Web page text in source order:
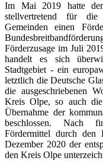
Im Mai 2019 hatte
stellvertretend für die
Gemeinden einen
Förderzusage im Juli
handelt es sich
Stadtgebiet - ein
letztlich die Deutsche
die ausgeschriebenen
Kreis Olpe, so auch
Übernahme der
beschlossen. Nach
Fördermittel durch den
Dezember 2020 der
den Kreis Olpe